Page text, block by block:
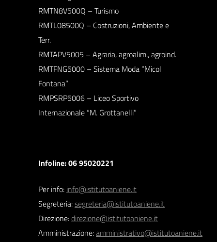
RMTN8V500Q – Turismo
RMTL08500Q – Costruzioni, Ambiente e
Terr.
RMTAPV5005 – Agraria, agroalim., agroind.
RMTFNG5000 – Sistema Moda “Micol
Fontana”
RMPSRP5006 – Liceo Sportivo
Internazionale “M. Grottanelli”
Infoline: 06 95020221
Per info: info@istitutoaniene.it
Segreteria:segreteria@istitutoaniene.it
Direzione: direzione@istitutoaniene.it
Amministrazione:amministrativo@istitutoaniene.it